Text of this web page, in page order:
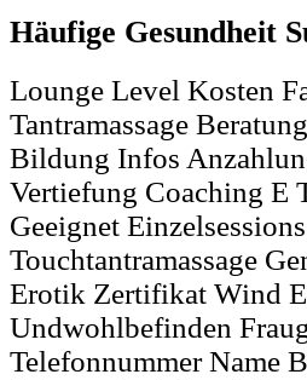
Häufige Gesundheit
Lounge Level Kosten
Tantramassage
Bildung Infos
Vertiefung Coaching E
Geeignet
Touchtantramassage
Erotik Zertifikat Wind
Undwohlbefinden
Telefonnummer Name